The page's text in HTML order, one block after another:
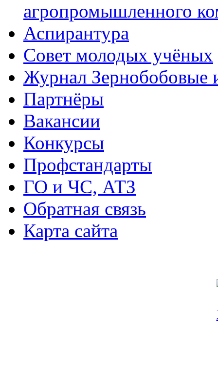
агропромышленного
Аспирантура
Совет молодых учёных
Журнал Зернобобовые
Партнёры
Вакансии
Конкурсы
Профстандарты
ГО и ЧС, АТЗ
Обратная связь
Карта сайта